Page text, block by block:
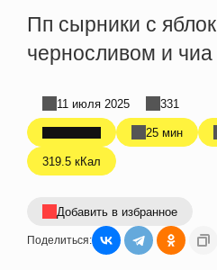
Пп сырники с
черносливом и чиа
25 мин
319.5 кКал
11 июля 2025 331
Добавить в избранное
Поделиться: